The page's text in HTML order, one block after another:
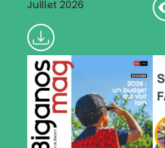
Juillet 2026